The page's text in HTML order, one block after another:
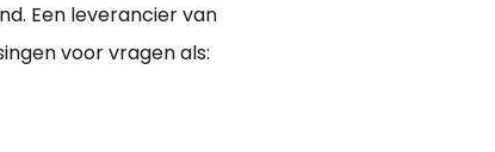
Een leverancier van
voor vragen als: